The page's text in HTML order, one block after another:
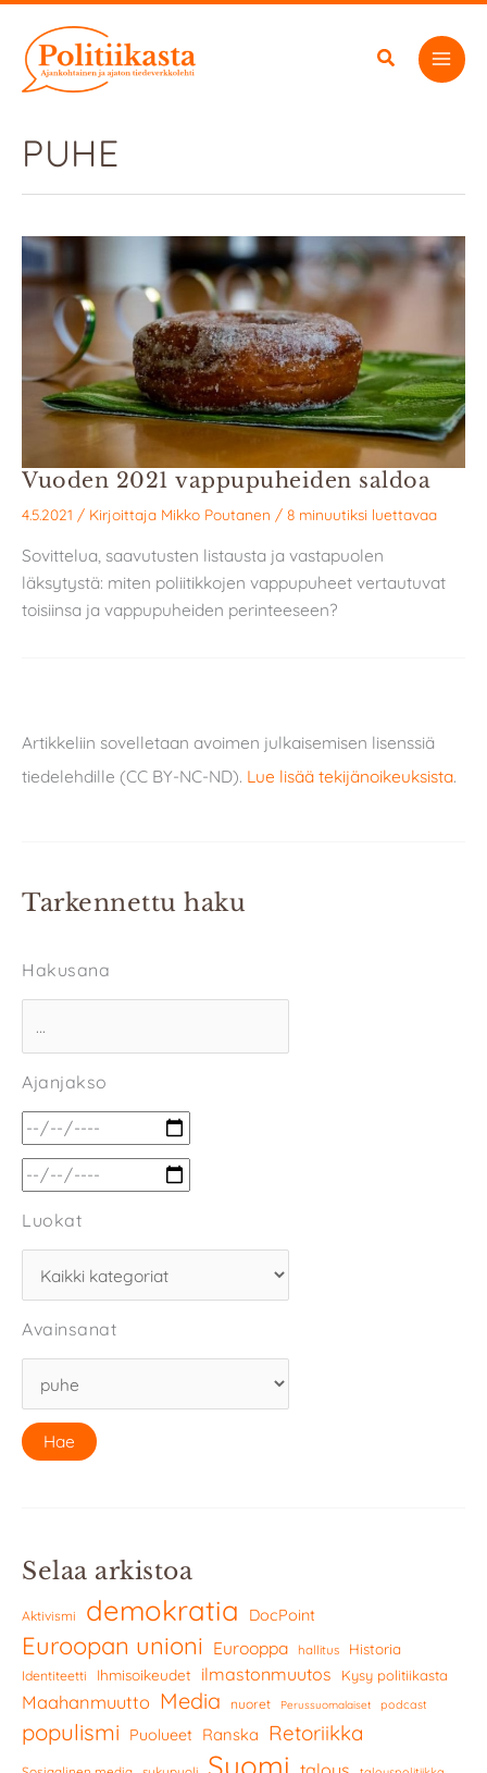
sisältöön
PUHE
Vuoden 2021 vappupuheiden saldoa
4.5.2021 / Kirjoittaja Mikko Poutanen / 8 minuutiksi luettavaa
Sovittelua, saavutusten listausta ja vastapuolen
läksytystä: miten poliitikkojen vappupuheet vertautuvat
toisiinsa ja vappupuheiden perinteeseen?
Artikkeliin sovelletaan avoimen julkaisemisen lisenssiä
tiedelehdille (CC BY-NC-ND). Lue lisää tekijänoikeuksista.
Tarkennettu haku
Hakusana
Ajanjakso
Luokat
Avainsanat
Selaa arkistoa
Aktivismi demokratia DocPoint
Euroopan unioni Eurooppa hallitus Historia
Identiteetti Ihmisoikeudet ilmastonmuutos Kysy politiikasta
Maahanmuutto Media nuoret Perussuomalaiset podcast
populismi Puolueet Ranska Retoriikka
Suomi